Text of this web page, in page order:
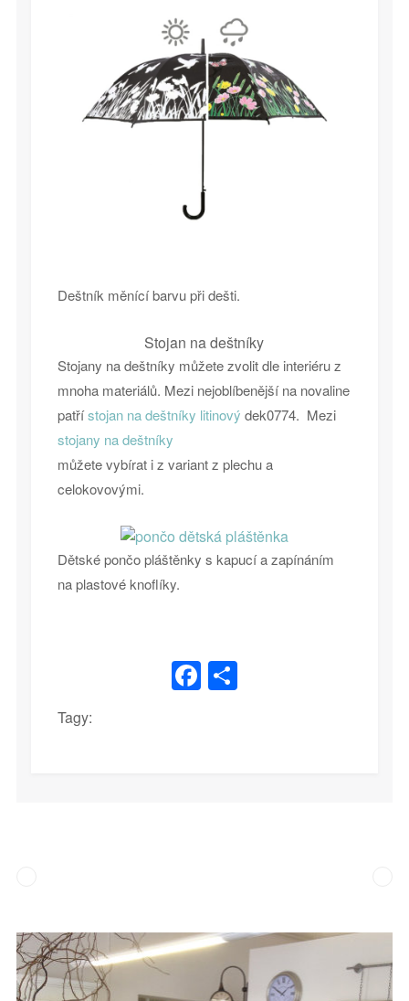
Deštník měnící barvu při dešti.
Stojan na deštníky
Stojany na deštníky můžete zvolit dle interiéru z
mnoha materiálů. Mezi nejoblíbenější na novaline
patřístojan na deštníky litinový dek0774. Mezi
stojany na deštníky
můžete vybírat i z variant z plechu a
celokovovými.
Dětské pončo pláštěnky s kapucí a zapínáním
na plastové knoflíky.
Facebook
Share
Tagy: